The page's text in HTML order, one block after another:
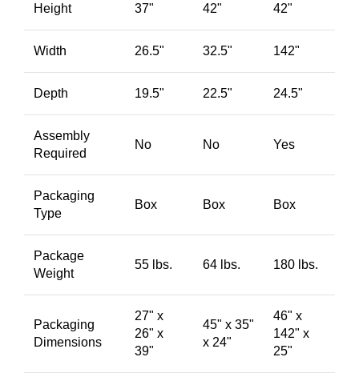
Height 37" 42" 42"
Width 26.5" 32.5" 142"
Depth 19.5" 22.5" 24.5"
Assembly
Required
No No Yes
Packaging
Type
Box Box Box
Package
Weight
55 lbs. 64 lbs. 180 lbs.
Packaging
Dimensions
27" x
26" x
39"
45" x 35"
x 24"
46" x
142" x
25"